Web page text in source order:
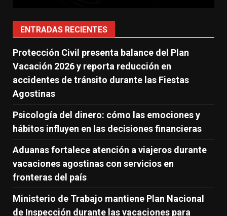
ENTRADAS RECIENTES
Protección Civil presenta balance del Plan
Vacación 2026 y reporta reducción en
accidentes de tránsito durante las Fiestas
Agostinas
Psicología del dinero: cómo las emociones y
hábitos influyen en las decisiones financieras
Aduanas fortalece atención a viajeros durante
vacaciones agostinas con servicios en
fronteras del país
Ministerio de Trabajo mantiene Plan Nacional
de Inspección durante las vacaciones para